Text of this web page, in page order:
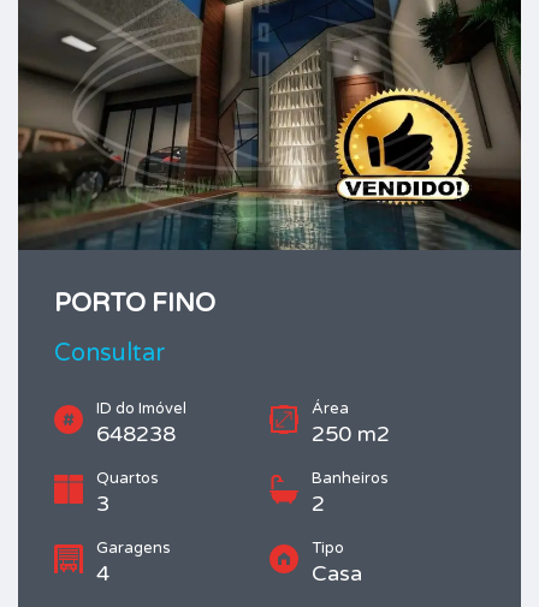
PORTO FINO
Consultar
ID do Imóvel
648238
Área
250 m2
Quartos
3
Banheiros
2
Garagens
4
Tipo
Casa